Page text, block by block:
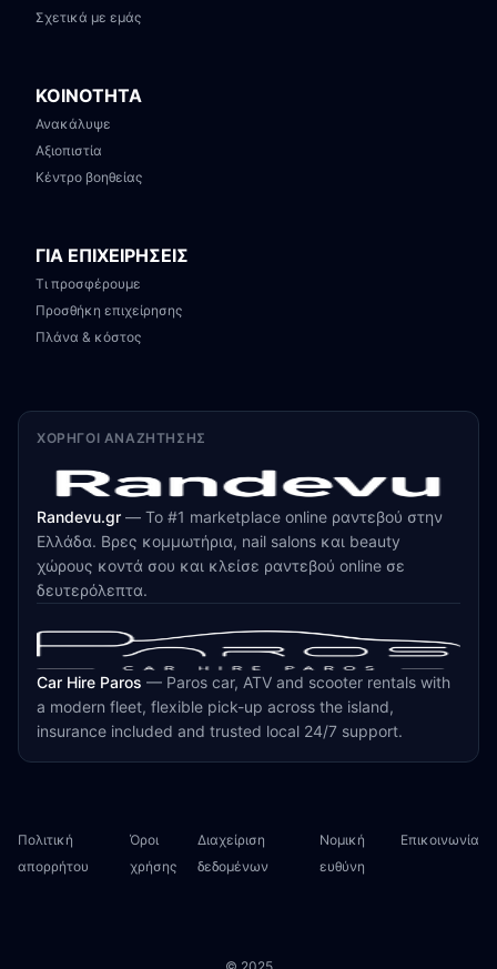
Σχετικά με εμάς
ΚΟΙΝΟΤΗΤΑ
Ανακάλυψε
Αξιοπιστία
Κέντρο βοηθείας
ΓΙΑ ΕΠΙΧΕΙΡΗΣΕΙΣ
Τι προσφέρουμε
Προσθήκη επιχείρησης
Πλάνα & κόστος
ΧΟΡΗΓΟΊ ΑΝΑΖΉΤΗΣΗΣ
Randevu.gr — Το #1 marketplace online ραντεβού στην
Ελλάδα. Βρες κομμωτήρια, nail salons και beauty
χώρους κοντά σου και κλείσε ραντεβού online σε
δευτερόλεπτα.
Car Hire Paros — Paros car, ATV and scooter rentals with
a modern fleet, flexible pick-up across the island,
insurance included and trusted local 24/7 support.
Πολιτική
απορρήτου
Όροι
χρήσης
Διαχείριση
δεδομένων
Νομική
ευθύνη
Επικοινωνία